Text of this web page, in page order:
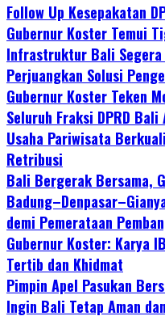
Follow Up Kesepakatan
Gubernur Koster Temui
Infrastruktur Bali Segera
Perjuangkan Solusi
Gubernur Koster Teken
Seluruh Fraksi DPRD
Usaha Pariwisata
Retribusi
Bali Bergerak Bersama,
demi Pemerataan
Gubernur Koster: Karya
Tertib dan Khidmat
Pimpin Apel Pasukan
Ingin Bali Tetap Aman